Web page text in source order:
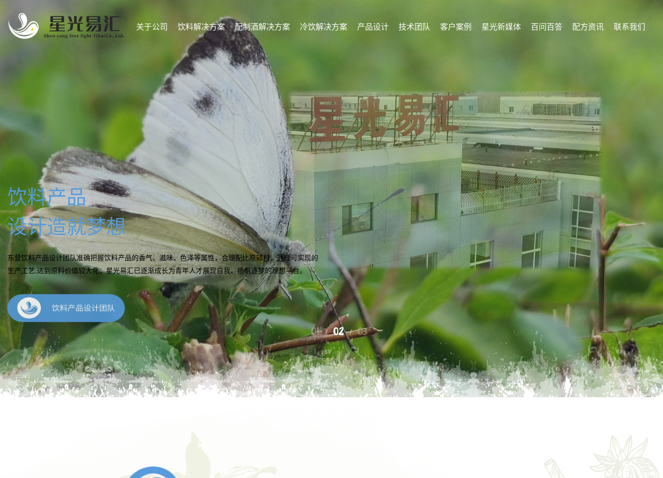
关于公司 饮料解决方案 配制酒解决方案 冷饮解决方案 产品设计 技术团队 客户案例 星光新媒体 百问百答 配方资讯 联系我们
饮料产品
设计造就梦想
东营饮料产品设计团队准确把握饮料产品的香气、滋味、色泽等属性，合理配比原辅料，通过可实现的
生产工艺,达到原料价值较大化；星光易汇已逐渐成长为青年人才展现自我、扬帆逐梦的理想平台。
饮料产品设计团队